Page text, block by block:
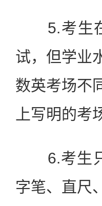
5.考生在
试，但学业
数英考场不
上写明的
6.考生只
字笔、直尺